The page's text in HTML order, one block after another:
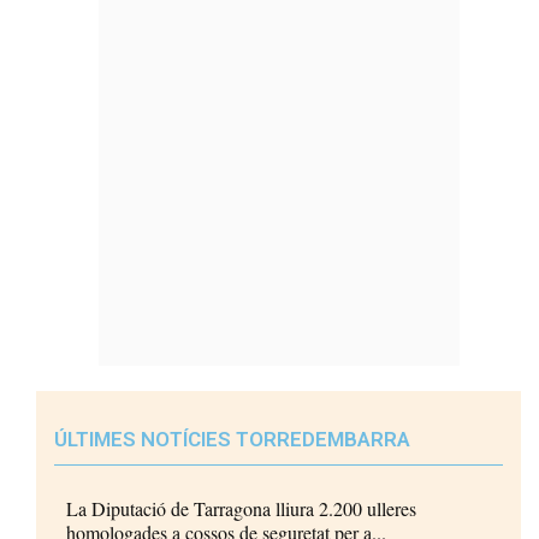
ÚLTIMES NOTÍCIES TORREDEMBARRA
La Diputació de Tarragona lliura 2.200 ulleres
homologades a cossos de seguretat per a...